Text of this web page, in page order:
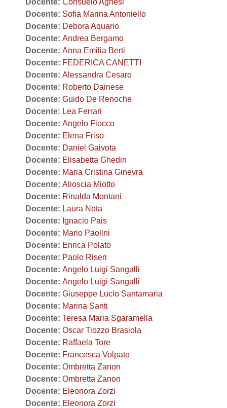
Docente: Consuelo Agnesi
Docente: Sofia Marina Antoniello
Docente: Debora Aquario
Docente: Andrea Bergamo
Docente: Anna Emilia Berti
Docente: FEDERICA CANETTI
Docente: Alessandra Cesaro
Docente: Roberto Dainese
Docente: Guido De Renoche
Docente: Lea Ferrari
Docente: Angelo Fiocco
Docente: Elena Friso
Docente: Daniel Gaivota
Docente: Elisabetta Ghedin
Docente: Maria Cristina Ginevra
Docente: Alioscia Miotto
Docente: Rinalda Montani
Docente: Laura Nota
Docente: Ignacio Pais
Docente: Mario Paolini
Docente: Enrica Polato
Docente: Paolo Riseri
Docente: Angelo Luigi Sangalli
Docente: Angelo Luigi Sangalli
Docente: Giuseppe Lucio Santamaria
Docente: Marina Santi
Docente: Teresa Maria Sgaramella
Docente: Oscar Tiozzo Brasiola
Docente: Raffaela Tore
Docente: Francesca Volpato
Docente: Ombretta Zanon
Docente: Ombretta Zanon
Docente: Eleonora Zorzi
Docente: Eleonora Zorzi